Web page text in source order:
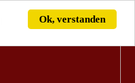
Ok, verstanden